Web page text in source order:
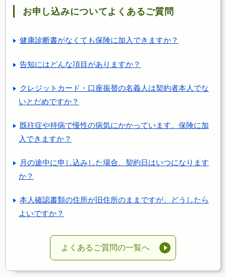
お申し込みについてよくあるご質問
健康診断書がなくても保険に加入できますか？
告知にはどんな項目がありますか？
クレジットカード・口座振替の名義人は契約者本人でな
いとだめですか？
既往症や持病で慢性の病気にかかっています。保険に加
入できますか？
月の途中に申し込みした場合、契約日はいつになります
か？
本人確認書類の住所が旧住所のままですが、どうしたら
よいですか？
よくあるご質問の一覧へ